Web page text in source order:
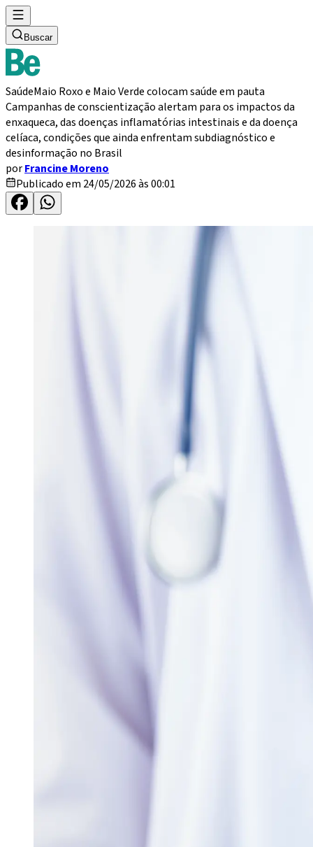
Buscar
SaúdeMaio Roxo e Maio Verde colocam saúde em pauta
Campanhas de conscientização alertam para os impactos da
enxaqueca, das doenças inflamatórias intestinais e da doença
celíaca, condições que ainda enfrentam subdiagnóstico e
desinformação no Brasil
porFrancine Moreno
Publicado em 24/05/2026 às 00:01